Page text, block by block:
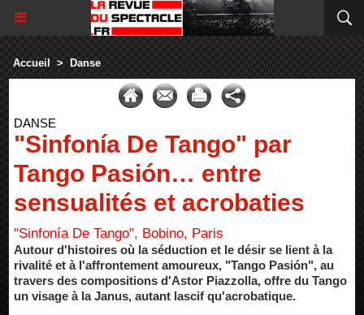
Accueil > Danse
DANSE
"Sinfonía De Tango" par
Tango Pasión… entre
sensualités et acrobaties
"Sinfonía De Tango", Bobino, Paris
Autour d'histoires où la séduction et le désir se lient à la
rivalité et à l'affrontement amoureux, "Tango Pasión", au
travers des compositions d'Astor Piazzolla, offre du Tango
un visage à la Janus, autant lascif qu'acrobatique.